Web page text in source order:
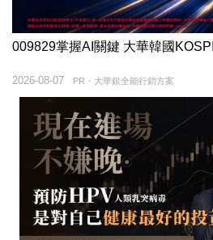
009829掌握AI關鍵 大華韓國
PR・大華銀全能行銷方案
2026-08-07